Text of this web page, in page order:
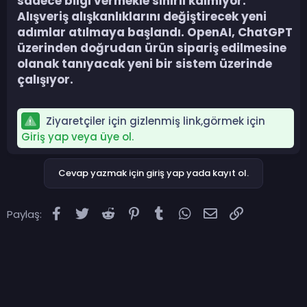
Alışveriş alışkanlıklarını değiştirecek yeni
adımlar atılmaya başlandı. OpenAI, ChatGPT
üzerinden doğrudan ürün sipariş edilmesine
olanak tanıyacak yeni bir sistem üzerinde
çalışıyor.​
Ziyaretçiler için gizlenmiş link,görmek için
Giriş yap veya üye ol.
Cevap yazmak için giriş yap yada kayıt ol.
Paylaş: Facebook
Twitter Reddit Pinterest
Tumblr WhatsApp
E-posta